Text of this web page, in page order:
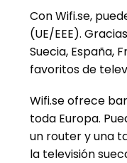
Con Wifi.se,
(UE/EEE).
Suecia, España,
favoritos de
Wifi.se ofrece
toda Europa.
un router y una
la televisión